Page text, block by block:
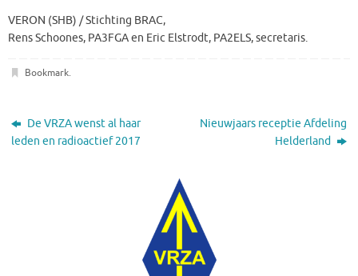
VERON (SHB) / Stichting BRAC,
Rens Schoones, PA3FGA en Eric Elstrodt, PA2ELS, secretaris.
Bookmark.
De VRZA wenst al haar
leden en radioactief 2017
Nieuwjaars receptie Afdeling
Helderland